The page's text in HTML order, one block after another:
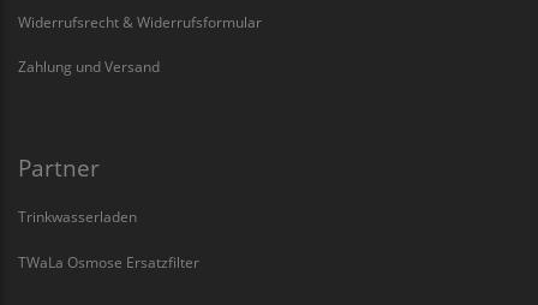
Widerrufsrecht & Widerrufsformular
Zahlung und Versand
Partner
Trinkwasserladen
TWaLa Osmose Ersatzfilter